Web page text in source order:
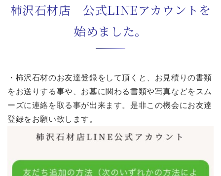
柿沢石材店 公式LINEアカウントを
始めました。
・柿沢石材のお友達登録をして頂くと、お見積りの書類
をお送りする事や、お墓に関わる書類や写真などをスム
ーズに連絡を取る事が出来ます。是非この機会にお友達
登録をお願い致します。